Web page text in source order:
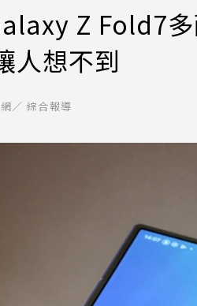
Z Fold7
人想不到
／ 綜合報導